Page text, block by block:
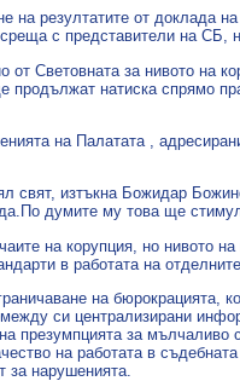
резултатите от доклада
с представители на СБ,
Световната за нивото на
натиска спрямо
на Палатата ,
изтъкна Божидар
думите му това ще
на корупция, но нивото
в работата на
на
си централизирани
презумпцията за
на работата в
за нарушенията.